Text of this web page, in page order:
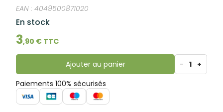
EAN :4049500871020
En stock
3,90 € TTC
Ajouter au panier - 1 +
Paiements 100% sécurisés